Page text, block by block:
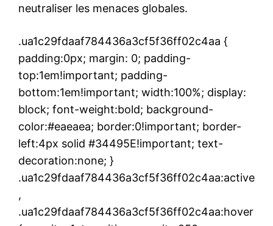
neutraliser les menaces globales.
.ua1c29fdaaf784436a3cf5f36ff02c4aa {
padding:0px; margin: 0; padding-
top:1em!important; padding-
bottom:1em!important; width:100%; display:
block; font-weight:bold; background-
color:#eaeaea; border:0!important; border-
left:4px solid #34495E!important; text-
decoration:none; }
.ua1c29fdaaf784436a3cf5f36ff02c4aa:active
,
.ua1c29fdaaf784436a3cf5f36ff02c4aa:hover